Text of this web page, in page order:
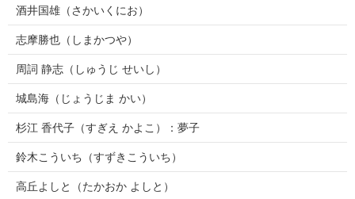
酒井国雄（さかいくにお）
志摩勝也（しまかつや）
周詞 静志（しゅうじ せいし）
城島海（じょうじま かい）
杉江 香代子（すぎえ かよこ）：夢子
鈴木こういち（すずきこういち）
高丘よしと（たかおか よしと）